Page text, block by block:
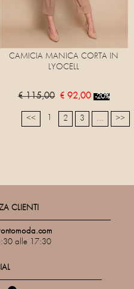
CAMICIA MANICA CORTA IN
LYOCELL
€ 115,00 € 92,00 -20%
<< 2 3 ... >>
CLIENTI
alle 17:30